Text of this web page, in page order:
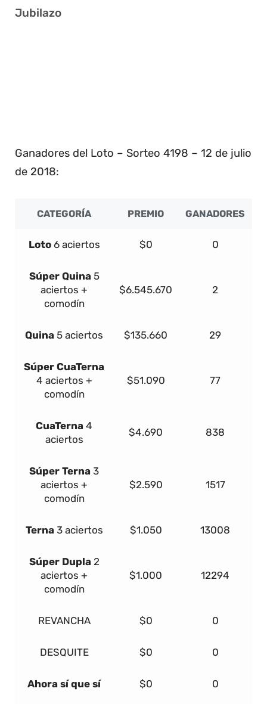
Jubilazo
Ganadores del Loto – Sorteo 4198 – 12 de julio
de 2018:
CATEGORÍA PREMIO GANADORES
Loto 6 aciertos $0 0
Súper Quina 5
aciertos +
comodín
$6.545.670 2
Quina 5 aciertos $135.660 29
Súper CuaTerna
4 aciertos +
comodín
$51.090 77
CuaTerna 4
aciertos
$4.690 838
Súper Terna 3
aciertos +
comodín
$2.590 1517
Terna 3 aciertos $1.050 13008
Súper Dupla 2
aciertos +
comodín
$1.000 12294
REVANCHA $0 0
DESQUITE $0 0
Ahora sí que sí $0 0